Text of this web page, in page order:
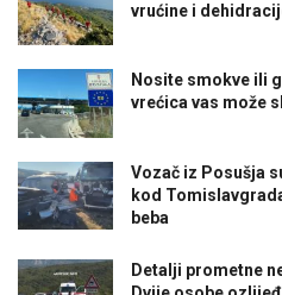
vrućine i
Nosite smokve ili
vrećica vas može
Vozač iz Posušja
kod
beba
Detalji prometne